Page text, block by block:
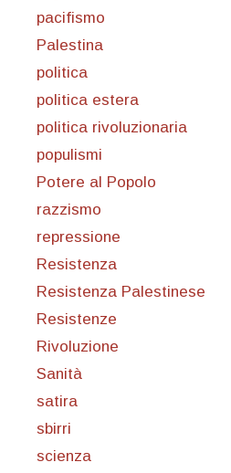
pacifismo
Palestina
politica
politica estera
politica rivoluzionaria
populismi
Potere al Popolo
razzismo
repressione
Resistenza
Resistenza Palestinese
Resistenze
Rivoluzione
Sanità
satira
sbirri
scienza